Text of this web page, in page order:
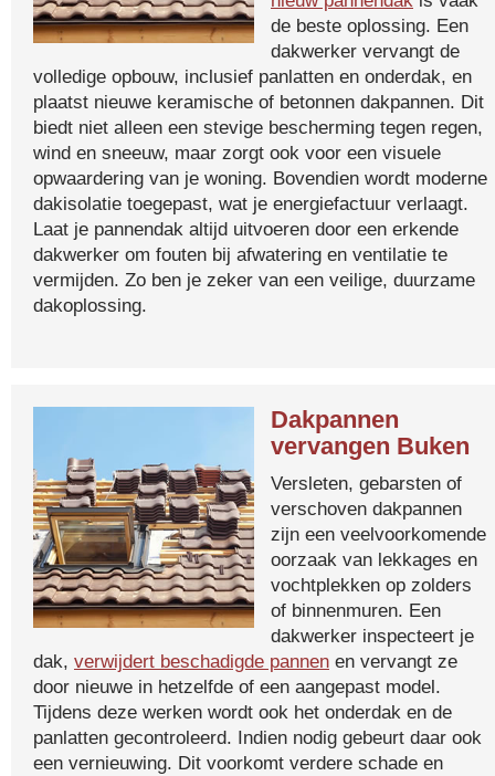
de beste oplossing. Een
dakwerker vervangt de
volledige opbouw, inclusief panlatten en onderdak, en
plaatst nieuwe keramische of betonnen dakpannen. Dit
biedt niet alleen een stevige bescherming tegen regen,
wind en sneeuw, maar zorgt ook voor een visuele
opwaardering van je woning. Bovendien wordt moderne
dakisolatie toegepast, wat je energiefactuur verlaagt.
Laat je pannendak altijd uitvoeren door een erkende
dakwerker om fouten bij afwatering en ventilatie te
vermijden. Zo ben je zeker van een veilige, duurzame
dakoplossing.
Dakpannen
vervangen Buken
Versleten, gebarsten of
verschoven dakpannen
zijn een veelvoorkomende
oorzaak van lekkages en
vochtplekken op zolders
of binnenmuren. Een
dakwerker inspecteert je
dak, verwijdert beschadigde pannen en vervangt ze
door nieuwe in hetzelfde of een aangepast model.
Tijdens deze werken wordt ook het onderdak en de
panlatten gecontroleerd. Indien nodig gebeurt daar ook
een vernieuwing. Dit voorkomt verdere schade en